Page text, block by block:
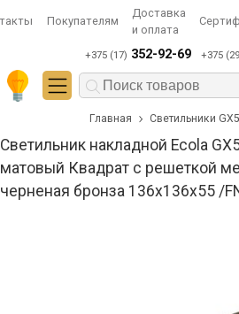
Покупателям
Доставка
и оплата
+375 (17) 352-92-69 +375
Главная Светильники
Светильник накладной Ecola
матовый Квадрат с решеткой
черненая бронза 136x136x55 /